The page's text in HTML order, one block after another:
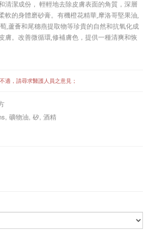
清潔成份， 輕輕地去除皮膚表面的角質，深層
軟的身體磨砂膏。有機橙花精華,摩洛哥堅果油,
,蘆薈和尾穗燕提取物等珍貴的自然和抗氧化成
膚。改善微循環,修補膚色，提供一種清爽和恢
適，請尋求醫護人員之意見；
礦物油, 矽, 酒精